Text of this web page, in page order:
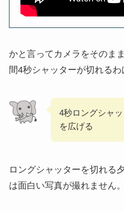
かと言ってカメラをそのま
間4秒シャッターが切れるわ
4秒ロングシャ
を広げる
ロングシャッターを切れる
は面白い写真が撮れません。